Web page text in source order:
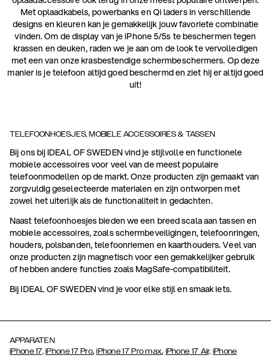
Met oplaadkabels, powerbanks en Qi laders in verschillende
designs en kleuren kan je gemakkelijk jouw favoriete combinatie
vinden. Om de display van je iPhone 5/5s te beschermen tegen
krassen en deuken, raden we je aan om de look te vervolledigen
met een van onze krasbestendige schermbeschermers. Op deze
manier is je telefoon altijd goed beschermd en ziet hij er altijd goed
uit!
TELEFOONHOESJES, MOBIELE ACCESSOIRES & TASSEN
Bij ons bij IDEAL OF SWEDEN vind je stijlvolle en functionele
mobiele accessoires voor veel van de meest populaire
telefoonmodellen op de markt. Onze producten zijn gemaakt van
zorgvuldig geselecteerde materialen en zijn ontworpen met
zowel het uiterlijk als de functionaliteit in gedachten.
Naast telefoonhoesjes bieden we een breed scala aan tassen en
mobiele accessoires, zoals schermbeveiligingen, telefoonringen,
houders, polsbanden, telefoonriemen en kaarthouders. Veel van
onze producten zijn magnetisch voor een gemakkelijker gebruik
of hebben andere functies zoals MagSafe-compatibiliteit.
Bij IDEAL OF SWEDEN vind je voor elke stijl en smaak iets.
APPARATEN
iPhone 17, iPhone 17 Pro,iPhone 17 Pro max, iPhone 17 Air, iPhone